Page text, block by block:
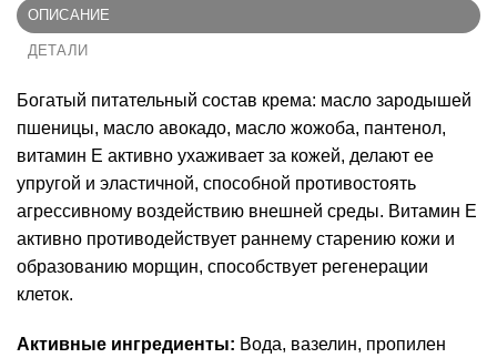
ОПИСАНИЕ
ДЕТАЛИ
Богатый питательный состав крема: масло зародышей
пшеницы, масло авокадо, масло жожоба, пантенол,
витамин Е активно ухаживает за кожей, делают ее
упругой и эластичной, способной противостоять
агрессивному воздействию внешней среды. Витамин Е
активно противодействует раннему старению кожи и
образованию морщин, способствует регенерации
клеток.
Активные ингредиенты: Вода, вазелин, пропилен